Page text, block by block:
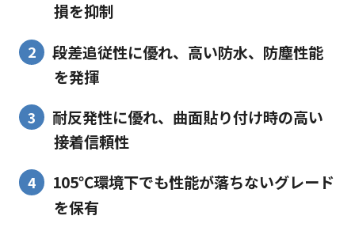
損を抑制
段差追従性に優れ、高い防水、防塵性能
を発揮
耐反発性に優れ、曲面貼り付け時の高い
接着信頼性
105℃環境下でも性能が落ちないグレード
を保有